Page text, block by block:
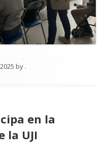
by .
en la
la UJI